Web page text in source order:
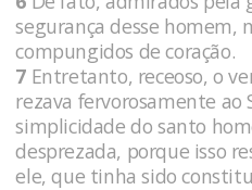
segurança desse homem,
compungidos de coração.
7 Entretanto, receoso, o
rezava fervorosamente ao
simplicidade do santo
desprezada, porque isso
ele, que tinha sido